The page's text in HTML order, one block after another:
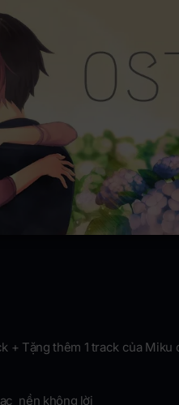
+ Tặng thêm 1 track của Miku
nền không lời